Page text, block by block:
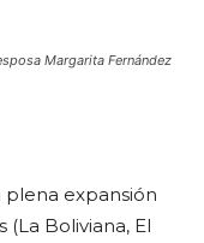
Margarita Fernández
plena expansión
Boliviana, El